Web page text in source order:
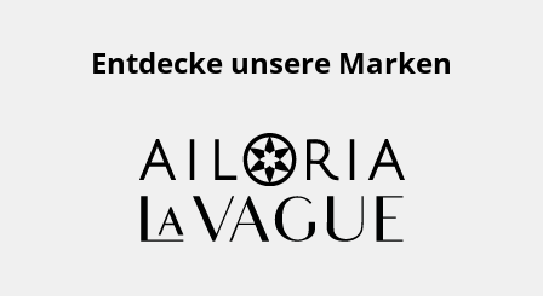
Entdecke unsere Marken